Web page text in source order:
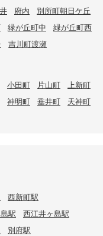
府内
別所町朝日ケ丘
緑が丘町中
緑が丘町西
吉川町渡瀬
小田町 片山町
上新町
神明町 垂井町
天神町
西新町駅
駅
西江井ヶ島駅
別府駅